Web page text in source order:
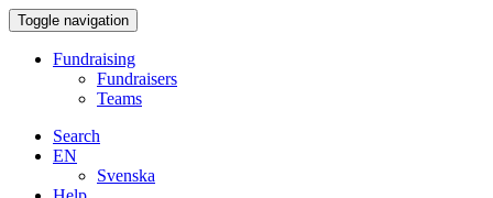
Toggle navigation
Fundraising
Fundraisers
Teams
Search
EN
Svenska